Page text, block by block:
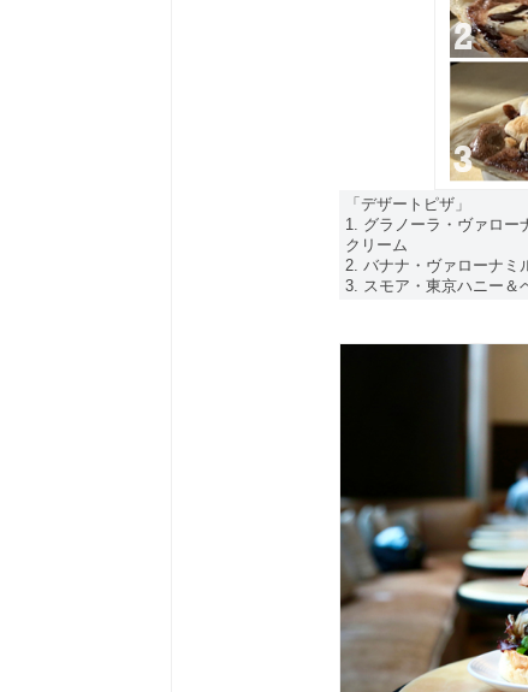
「デザートピザ」
1. グラノーラ・ヴァロー
クリーム
2. バナナ・ヴァローナミ
3. スモア・東京ハニー＆